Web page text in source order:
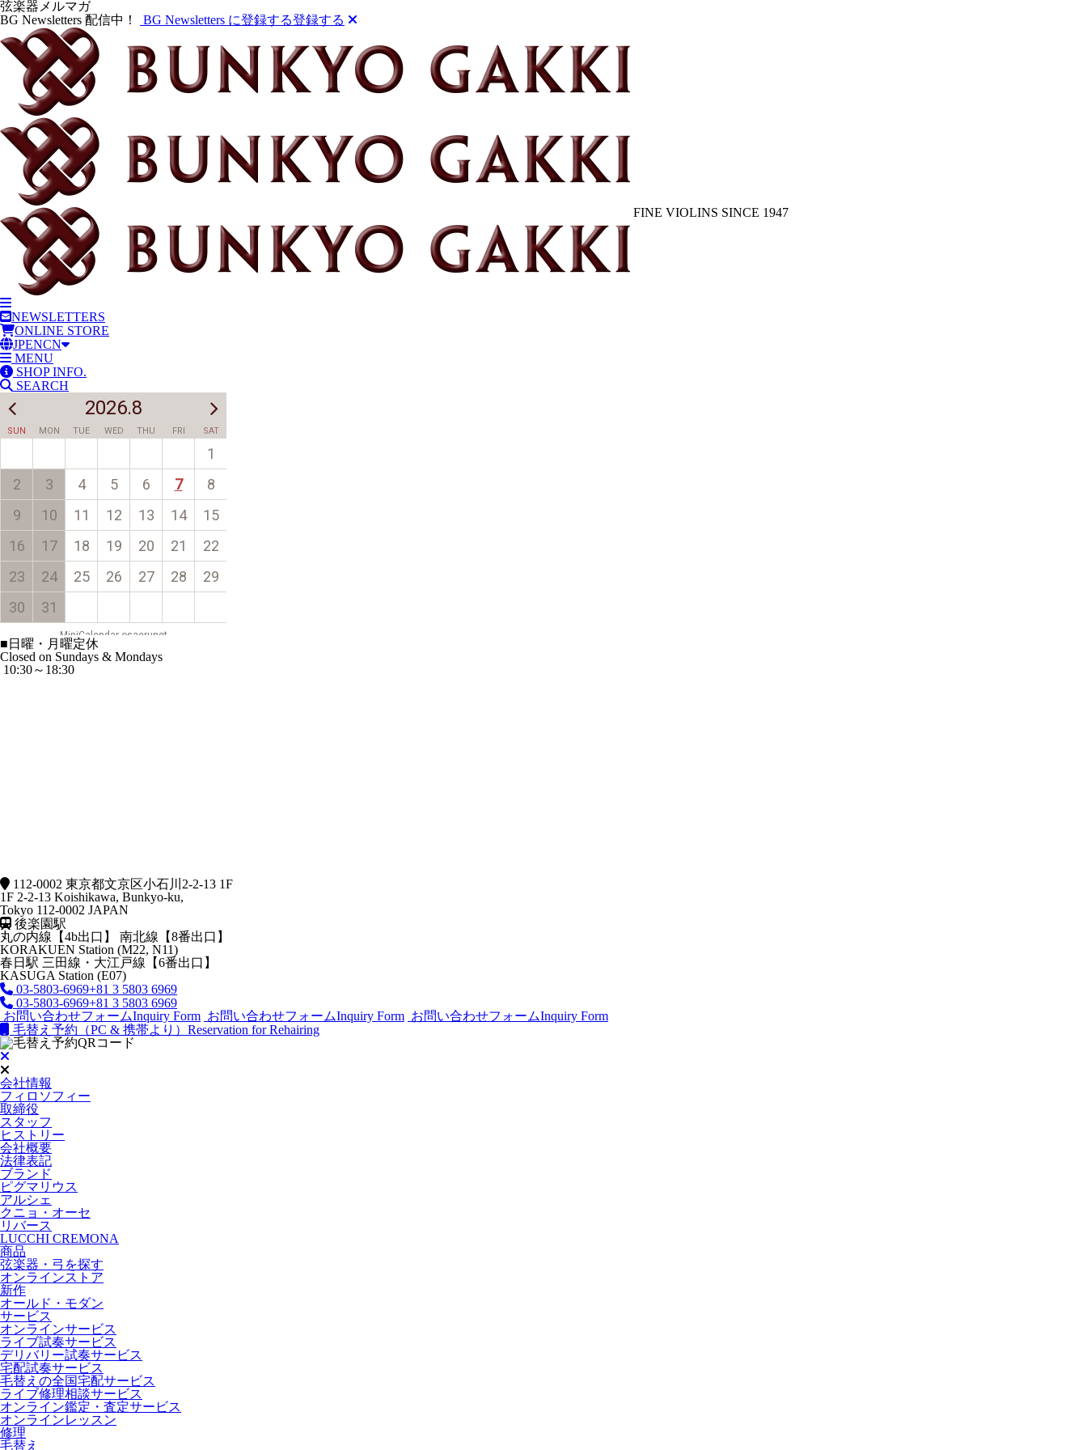
弦楽器メルマガ
BG Newsletters 配信中！
BG Newsletters に登録する登録する
FINE VIOLINS SINCE 1947
NEWSLETTERS
ONLINE STORE
JPENCN
MENU
SHOP INFO.
SEARCH
■ 日曜・月曜定休
Closed on Sundays & Mondays
10:30～18:30
112-0002 東京都文京区小石川2-2-13 1F
1F 2-2-13 Koishikawa, Bunkyo-ku,
Tokyo 112-0002 JAPAN
後楽園駅
丸の内線【4b出口】 南北線【8番出口】
KORAKUEN Station (M22, N11)
春日駅 三田線・大江戸線【6番出口】
KASUGA Station (E07)
03-5803-6969+81 3 5803 6969
03-5803-6969+81 3 5803 6969
お問い合わせフォームInquiry Form お問い合わせフォームInquiry Form お問い合わせフォームInquiry Form
毛替え予約（PC & 携帯より） Reservation for Rehairing
会社情報
フィロソフィー
取締役
スタッフ
ヒストリー
会社概要
法律表記
ブランド
ピグマリウス
アルシェ
クニョ・オーセ
リバース
LUCCHI CREMONA
商品
弦楽器・弓を探す
オンラインストア
新作
オールド・モダン
サービス
オンラインサービス
ライブ試奏サービス
デリバリー試奏サービス
宅配試奏サービス
毛替えの全国宅配サービス
ライブ修理相談サービス
オンライン鑑定・査定サービス
オンラインレッスン
修理
毛替え